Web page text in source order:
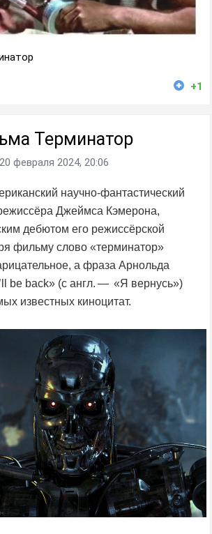
+1
Терминатор
20 февраля 2024, 20:06
научно-фантастический
Джеймса Кэмерона,
дебютом его режиссёрской
фильму слово «терминатор»
а фраза Арнольда
be back» (с англ. — «Я вернусь»)
известных киноцитат.